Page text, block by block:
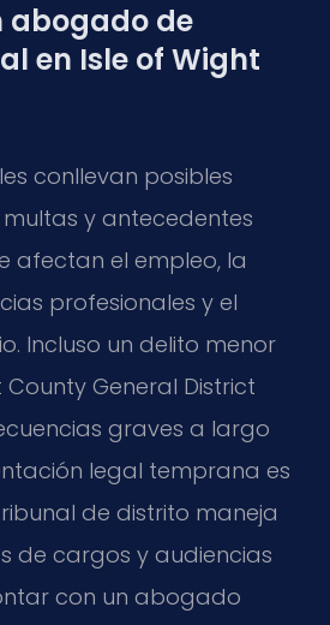
abogado de
en Isle of Wight
conllevan posibles
y antecedentes
afectan el empleo, la
profesionales y el
Incluso un delito menor
County General District
graves a largo
legal temprana es
de distrito maneja
de cargos y audiencias
con un abogado